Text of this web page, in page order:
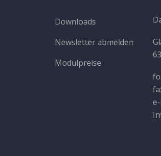
Downloads
Newsletter abmelden
Modulpreise